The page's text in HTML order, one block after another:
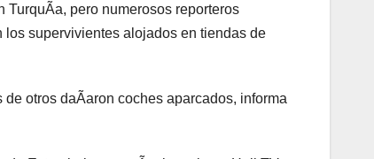
pero numerosos reporteros
supervivientes alojados en tiendas de
otros daÃaron coches aparcados, informa